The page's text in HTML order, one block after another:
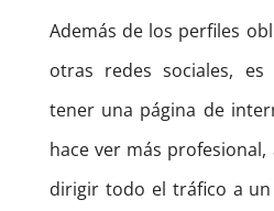
Además de los perfiles
otras redes sociales, es
tener una página de
hace ver más
dirigir todo el tráfico a